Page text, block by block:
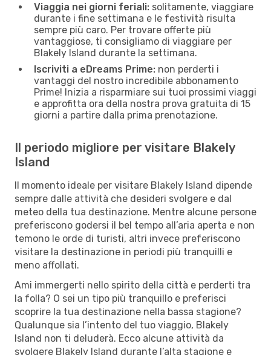
Viaggia nei giorni feriali: solitamente, viaggiare
durante i fine settimana e le festività risulta
sempre più caro. Per trovare offerte più
vantaggiose, ti consigliamo di viaggiare per
Blakely Island durante la settimana.
Iscriviti a eDreams Prime: non perderti i
vantaggi del nostro incredibile abbonamento
Prime! Inizia a risparmiare sui tuoi prossimi viaggi
e approfitta ora della nostra prova gratuita di 15
giorni a partire dalla prima prenotazione.
Il periodo migliore per visitare Blakely
Island
Il momento ideale per visitare Blakely Island dipende
sempre dalle attività che desideri svolgere e dal
meteo della tua destinazione. Mentre alcune persone
preferiscono godersi il bel tempo all’aria aperta e non
temono le orde di turisti, altri invece preferiscono
visitare la destinazione in periodi più tranquilli e
meno affollati.
Ami immergerti nello spirito della città e perderti tra
la folla? O sei un tipo più tranquillo e preferisci
scoprire la tua destinazione nella bassa stagione?
Qualunque sia l’intento del tuo viaggio, Blakely
Island non ti deluderà. Ecco alcune attività da
svolgere Blakely Island durante l’alta stagione e